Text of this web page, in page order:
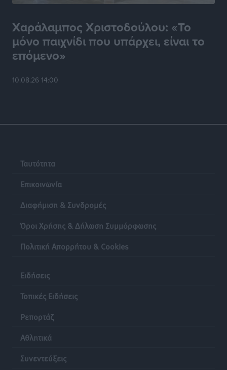
Χαράλαμπος Χριστοδούλου: «Το
μόνο παιχνίδι που υπάρχει, είναι το
επόμενο»
10.08.26 14:00
Ταυτότητα
Επικοινωνία
Διαφήμιση & Συνδρομές
Όροι Χρήσης & Δήλωση Συμμόρφωσης
Πολιτική Απορρήτου & Cookies
Ειδήσεις
Τοπικές Ειδήσεις
Ρεπορτάζ
Αθλητικά
Συνεντεύξεις